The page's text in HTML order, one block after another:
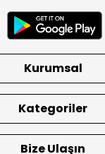
Kurumsal
Kategoriler
Bize Ulaşın